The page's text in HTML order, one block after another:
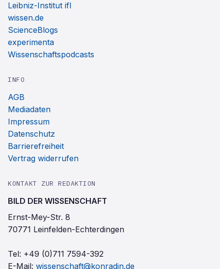
Leibniz-Institut ifl
wissen.de
ScienceBlogs
experimenta
Wissenschaftspodcasts
INFO
AGB
Mediadaten
Impressum
Datenschutz
Barrierefreiheit
Vertrag widerrufen
KONTAKT ZUR REDAKTION
BILD DER WISSENSCHAFT
Ernst-Mey-Str. 8
70771 Leinfelden-Echterdingen
Tel: +49 (0)711 7594-392
E-Mail: wissenschaft@konradin.de